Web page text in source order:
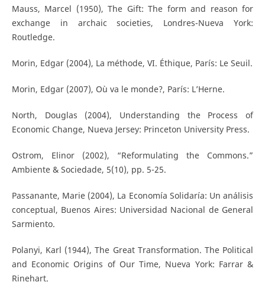
Mauss, Marcel (1950), The Gift: The form and reason for
exchange in archaic societies, Londres-Nueva York:
Routledge.
Morin, Edgar (2004), La méthode, VI. Éthique, París: Le Seuil.
Morin, Edgar (2007), Où va le monde?, París: L’Herne.
North, Douglas (2004), Understanding the Process of
Economic Change, Nueva Jersey: Princeton University Press.
Ostrom, Elinor (2002), “Reformulating the Commons.”
Ambiente & Sociedade, 5(10), pp. 5-25.
Passanante, Marie (2004), La Economía Solidaría: Un análisis
conceptual, Buenos Aires: Universidad Nacional de General
Sarmiento.
Polanyi, Karl (1944), The Great Transformation. The Political
and Economic Origins of Our Time, Nueva York: Farrar &
Rinehart.